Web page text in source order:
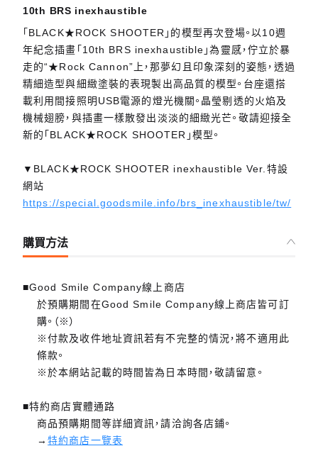
10th BRS inexhaustible
「BLACK★ROCK SHOOTER」的模型再次登場。以10週
年紀念插畫「10th BRS inexhaustible」為靈感，佇立於暴
走的“★Rock Cannon”上，那夢幻且印象深刻的姿態，透過
精細造型與細緻塗裝的表現製出高品質的模型。台座還搭
載利用間接照明USB電源的燈光機關。晶瑩剔透的火焰及
機械翅膀，與插畫一樣散發出淡淡的細緻光芒。敬請迎接全
新的「BLACK★ROCK SHOOTER」模型。
▼BLACK★ROCK SHOOTER inexhaustible Ver.特設
網站
https://special.goodsmile.info/brs_inexhaustible/tw/
購買方法
■Good Smile Company線上商店
於預購期間在Good Smile Company線上商店皆可訂
購。（※）
※付款及收件地址資訊若有不完整的情況，將不適用此
條款。
※於本網站記載的時間皆為日本時間，敬請留意。
■特約商店實體通路
商品預購期間等詳細資訊，請洽詢各店鋪。
→特約商店一覽表